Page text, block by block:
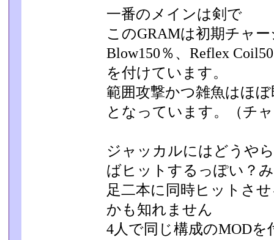
一番のメインは剣で
このGRAMは初期チャ
Blow150％、Reflex
を付けています。
範囲攻撃かつ雑魚はほ
となっています。（チ
ジャッカルにはどうや
ばヒットするっぽい？
足二本に同時ヒットさ
かも知れません
4人で同じ構成のMODを